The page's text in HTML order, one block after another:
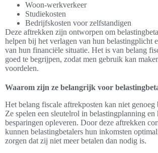
Woon-werkverkeer
Studiekosten
Bedrijfskosten voor zelfstandigen
Deze aftrekken zijn ontworpen om
helpen bij het verlagen van hun belastingplicht
van hun financiële situatie. Het is van belang
goed te begrijpen, zodat men gebruik kan
voordelen.
Waarom zijn ze belangrijk voor
Het belang fiscale aftrekposten kan niet
Ze spelen een sleutelrol in belastingplanning
besparingen opleveren. Door deze aftrekken
kunnen belastingbetalers hun inkomsten
zorgen dat zij niet meer betalen dan nodig is.